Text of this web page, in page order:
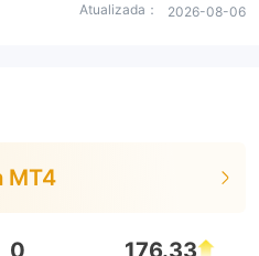
Atualizada： 2026-08-06
MT4
0 176.33